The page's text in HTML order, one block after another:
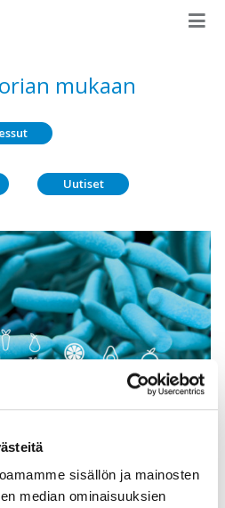
sisällön ja mainosten
median ominaisuuksien
mukaan
Uutiset
ravinnoksi